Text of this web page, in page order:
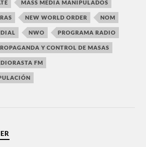
MASS MEDIA MANIPULADOS
NEW WORLD ORDER NOM
NWO PROGRAMA RADIO
Y CONTROL DE MASAS
FM